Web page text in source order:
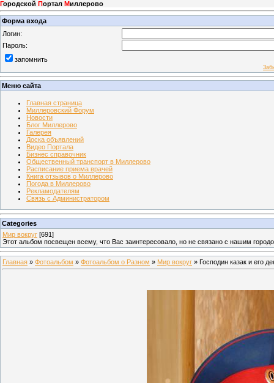
Городской Портал Миллерово
Форма входа
Логин:
Пароль:
запомнить
Меню сайта
Главная страница
Миллеровский Форум
Новости
Блог Миллерово
Галерея
Доска объявлений
Видео Портала
Бизнес справочник
Общественный транспорт в Миллерово
Расписание приема врачей
Книга отзывов о Миллерово
Погода в Миллерово
Рекламодателям
Связь с Администратором
Categories
Мир вокруг [691]
Этот альбом посвещен всему, что Вас заинтересовало, но не связано с нашим
Главная » Фотоальбом » Фотоальбом о Разном » Мир вокруг » Господин казак и его